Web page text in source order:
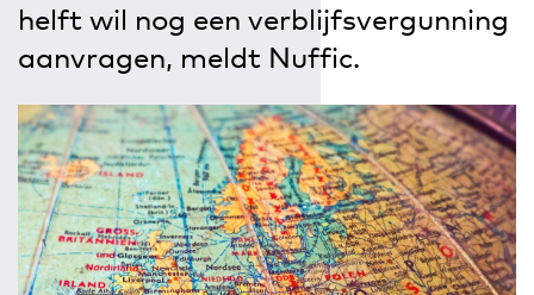
helft wil nog een verblijfsvergunning
aanvragen, meldt Nuffic.